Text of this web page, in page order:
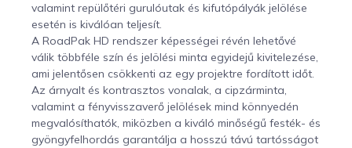
valamint repülőtéri gurulóutak és kifutópályák jelölése
esetén is kiválóan teljesít.
A RoadPak HD rendszer képességei révén lehetővé
válik többféle szín és jelölési minta egyidejű kivitelezése,
ami jelentősen csökkenti az egy projektre fordított időt.
Az árnyalt és kontrasztos vonalak, a cipzárminta,
valamint a fényvisszaverő jelölések mind könnyedén
megvalósíthatók, miközben a kiváló minőségű festék- és
gyöngyfelhordás garantálja a hosszú távú tartósságot